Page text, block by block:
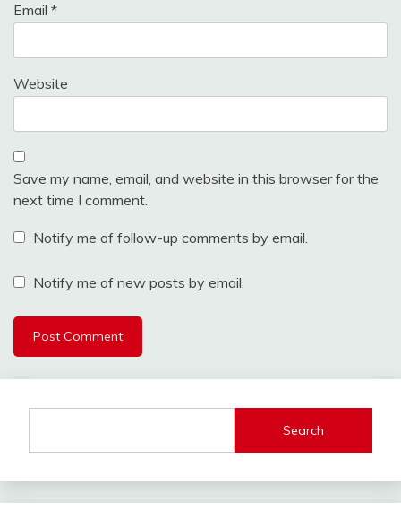
Email *
Website
Save my name, email, and website in this browser for the
next time I comment.
Notify me of follow-up comments by email.
Notify me of new posts by email.
Search